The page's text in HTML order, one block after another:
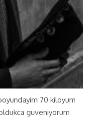
70 kiloyum
guveniyorum